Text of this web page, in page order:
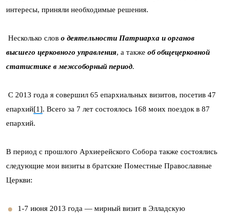
интересы, приняли необходимые решения.
Несколько слов о деятельности Патриарха и органов
высшего церковного управления, а также об общецерковной
статистике в межсоборный период.
С 2013 года я совершил 65 епархиальных визитов, посетив 47
епархий[1]. Всего за 7 лет состоялось 168 моих поездок в 87
епархий.
В период с прошлого Архиерейского Собора также состоялись
следующие мои визиты в братские Поместные Православные
Церкви:
1-7 июня 2013 года — мирный визит в Элладскую